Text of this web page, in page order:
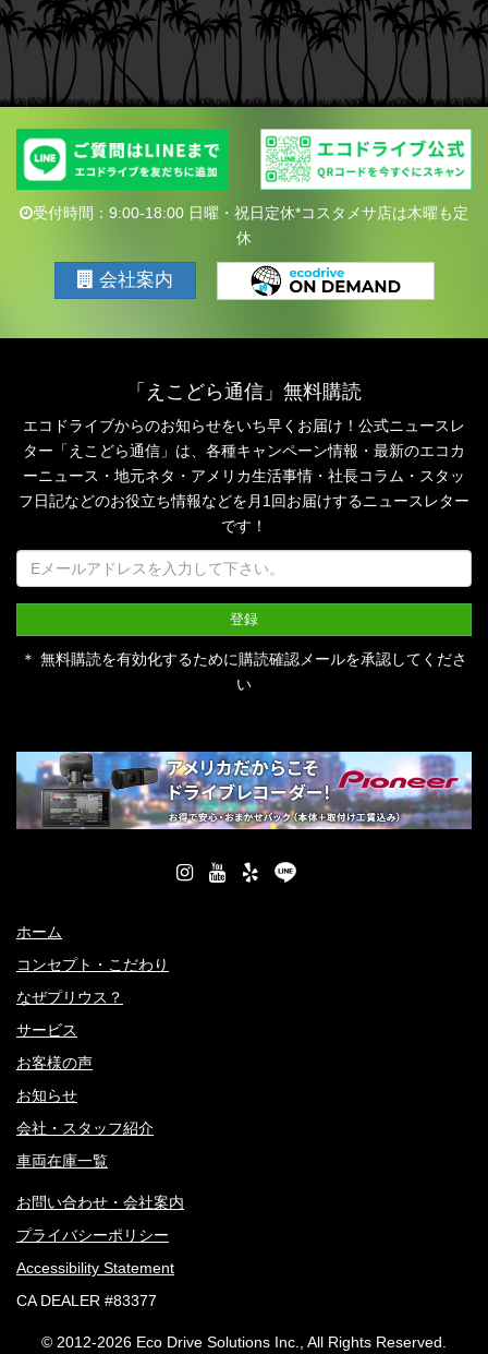
受付時間：9:00-18:00 日曜・祝日定休*コスタメサ店は木曜も定
休
会社案内
「えこどら通信」無料購読
エコドライブからのお知らせをいち早くお届け！公式ニュースレ
ター「えこどら通信」は、 各種キャンペーン情報・最新のエコカ
ーニュース・地元ネタ・アメリカ生活事情・社長コラム・ スタッ
フ日記などのお役立ち情報などを月1回お届けするニュースレター
です！
＊ 無料購読を有効化するために購読確認メールを承認してくださ
い
ホーム
コンセプト・こだわり
なぜプリウス？
サービス
お客様の声
お知らせ
会社・スタッフ紹介
車両在庫一覧
お問い合わせ・会社案内
プライバシーポリシー
Accessibility Statement
CA DEALER #83377
© 2012-2026 Eco Drive Solutions Inc., All Rights Reserved.